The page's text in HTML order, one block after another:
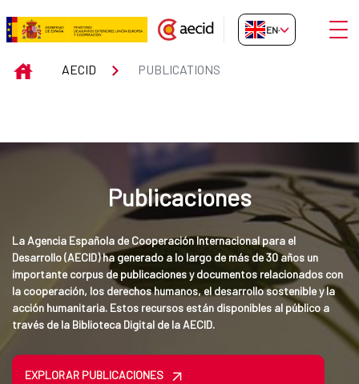
Skip to Main Content
Publications
EN-GB
INICIOAECID PUBLICATIONS
Publicaciones
La Agencia Española de Cooperación Internacional para el
Desarrollo (AECID) ha generado a lo largo de más de 30 años un
importante corpus de publicaciones y documentos relacionados con
la cooperación, los derechos humanos, el desarrollo sostenible y la
acción humanitaria. Estos recursos están disponibles al público a
través de la Biblioteca Digital de la AECID.
EXPLORAR PUBLICACIONES